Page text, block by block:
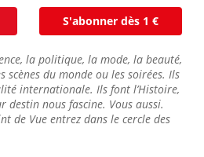
S'abonner dès 1 €
la politique, la mode, la beauté,
du monde ou les soirées. Ils
internationale. Ils font l’Histoire,
nous fascine. Vous aussi.
de Vue entrez dans le cercle des